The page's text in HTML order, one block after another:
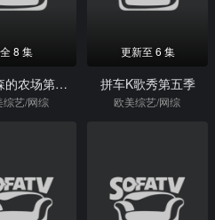
全 8 集
克拉克森的农场第三季
综艺/网综
更新至 6 集
拼车K歌秀第五季
欧美综艺/网综